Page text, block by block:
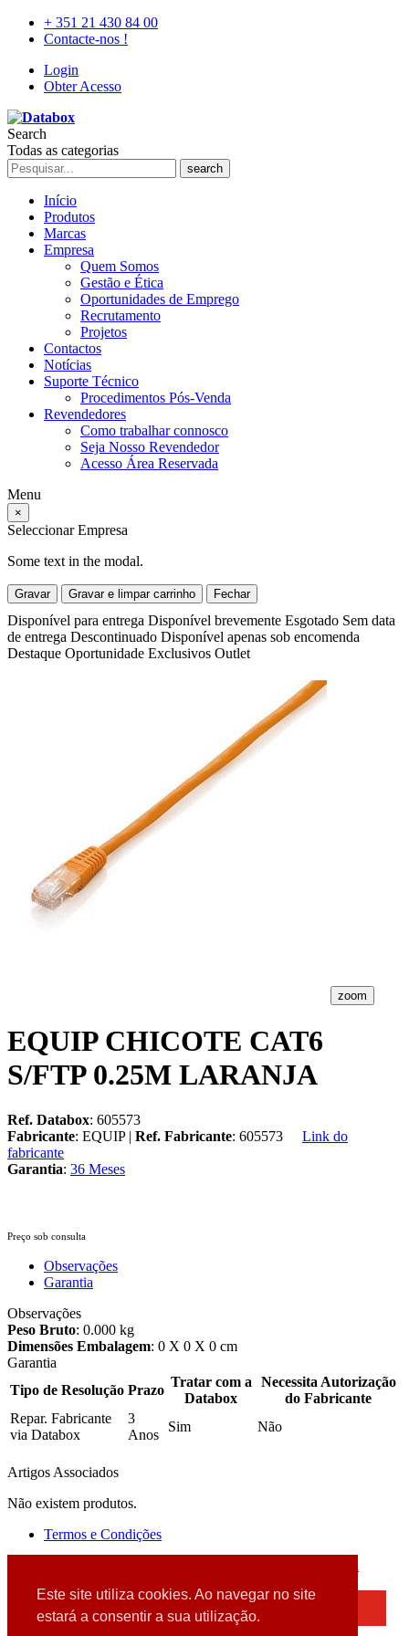
Este site utiliza cookies. Ao navegar no site
estará a consentir a sua utilização.
+ 351 21 430 84 00
Contacte-nos !
Login
Obter Acesso
Search
Todas as categorias
search
Início
Produtos
Marcas
Empresa
Quem Somos
Gestão e Ética
Oportunidades de Emprego
Recrutamento
Projetos
Contactos
Notícias
Suporte Técnico
Procedimentos Pós-Venda
Revendedores
Como trabalhar connosco
Seja Nosso Revendedor
Acesso Área Reservada
Menu
×
Seleccionar Empresa
Some text in the modal.
Gravar Gravar e limpar carrinho Fechar
Disponível para entrega Disponível brevemente Esgotado Sem data
de entrega Descontinuado Disponível apenas sob encomenda
Destaque Oportunidade Exclusivos Outlet
zoom
EQUIP CHICOTE CAT6
S/FTP 0.25M LARANJA
Ref. Databox: 605573
Fabricante: EQUIP | Ref. Fabricante: 605573
Link do
fabricante
Garantia: 36 Meses
Preço sob consulta
Observações
Garantia
Observações
Peso Bruto: 0.000 kg
Dimensões Embalagem: 0 X 0 X 0 cm
Garantia
Tipo de Resolução Prazo
Tratar com a
Databox
Necessita Autorização
do Fabricante
Repar. Fabricante
via Databox
3
Anos
Sim Não
Artigos Associados
Não existem produtos.
Termos e Condições
Detectamos que está a usar um browser desatualizado